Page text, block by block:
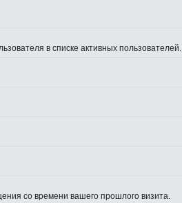
в списке активных пользователей.
со времени вашего прошлого визита.